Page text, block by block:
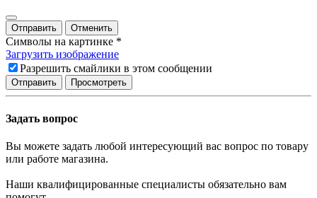
Отправить Отменить
Символы на картинке *
Загрузить изображение
Разрешить смайлики в этом сообщении
Задать вопрос
Вы можете задать любой интересующий вас вопрос по товару
или работе магазина.
Наши квалифицированные специалисты обязательно вам